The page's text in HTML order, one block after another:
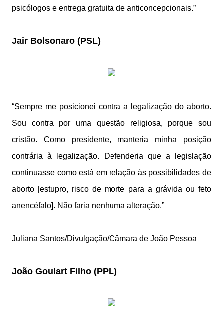
psicólogos e entrega gratuita de anticoncepcionais.”
Jair Bolsonaro (PSL)
“Sempre me posicionei contra a legalização do aborto.
Sou contra por uma questão religiosa, porque sou
cristão. Como presidente, manteria minha posição
contrária à legalização. Defenderia que a legislação
continuasse como está em relação às possibilidades de
aborto [estupro, risco de morte para a grávida ou feto
anencéfalo]. Não faria nenhuma alteração.”
Juliana Santos/Divulgação/Câmara de João Pessoa
João Goulart Filho (PPL)